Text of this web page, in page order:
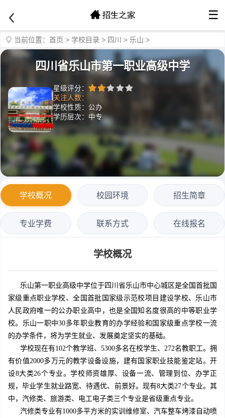
☰
当前位置： 首页 > 学校目录 > 四川 > 乐山 >
四川省乐山市第一职业高级中学
星级评分：
关注人数：
学校性质：公办
学历层次：中专
学校概况 校园环境 招生简章
专业学费 联系方式 在线报名
学校概况
乐山第一职业高级中学位于四川省乐山市中心城区是全国首批国
家级重点职业学校、全国首批国家级示范校项目建设学校、乐山市
人民政府唯一的公办职业高中，也是全国知名度很高的中等职业学
校。乐山一职中30多年职业教育的办学经验和国家级重点学校一流
的办学条件，将为学生就业、发展奠定坚实的基础。
学校现在有102个教学班、5300多名在校学生、272名教职工。拥
有价值2000多万元的教学设备设施，建有国家职业技能鉴定站。开
设8大类26个专业。学校师资雄厚、设备一流、管理到位、办学正
规，毕业学生就业路宽、待遇优、前景好。现有8大类27个专业。其
中，汽修类、旅游类、电工电子类三个专业是省级重点专业。
汽修类专业有1000多平方米的实训维修室、汽车整车烤漆自动喷